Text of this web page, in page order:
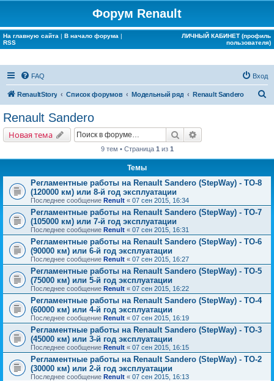
Форум Renault
На главную сайта | В начало форума |
RSS
ЛИЧНЫЙ КАБИНЕТ (профиль
пользователя)
FAQ Вход
RenaultStory Список форумов Модельный ряд Renault Sandero
Renault Sandero
Новая тема Поиск
9 тем • Страница 1 из 1
Темы
Регламентные работы на Renault Sandero (StepWay) - ТО-8
(120000 км) или 8-й год эксплуатации
Последнее сообщение Renult « 07 сен 2015, 16:34
Регламентные работы на Renault Sandero (StepWay) - ТО-7
(105000 км) или 7-й год эксплуатации
Последнее сообщение Renult « 07 сен 2015, 16:31
Регламентные работы на Renault Sandero (StepWay) - ТО-6
(90000 км) или 6-й год эксплуатации
Последнее сообщение Renult « 07 сен 2015, 16:27
Регламентные работы на Renault Sandero (StepWay) - ТО-5
(75000 км) или 5-й год эксплуатации
Последнее сообщение Renult « 07 сен 2015, 16:22
Регламентные работы на Renault Sandero (StepWay) - ТО-4
(60000 км) или 4-й год эксплуатации
Последнее сообщение Renult « 07 сен 2015, 16:19
Регламентные работы на Renault Sandero (StepWay) - ТО-3
(45000 км) или 3-й год эксплуатации
Последнее сообщение Renult « 07 сен 2015, 16:15
Регламентные работы на Renault Sandero (StepWay) - ТО-2
(30000 км) или 2-й год эксплуатации
Последнее сообщение Renult « 07 сен 2015, 16:13